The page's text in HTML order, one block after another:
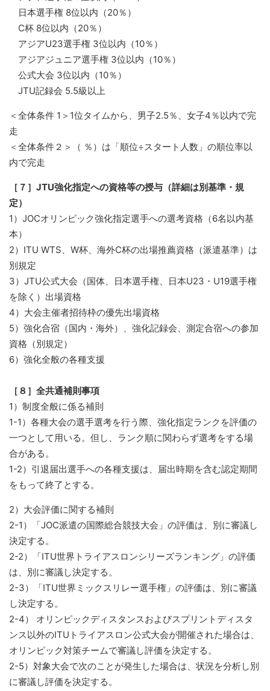
日本選手権 8位以内（20％）
C杯 8位以内（20％）
アジアU23選手権 3位以内（10％）
アジアジュニア選手権 3位以内（10％）
公式大会 3位以内（10％）
JTU記録会 5.5級以上
＜全体条件 1＞1位タイムから、男子2.5％、女子4％以内で完
走
＜全体条件２＞（ ％）は「順位÷スタート人数」の順位率以
内で完走
［７］JTU強化指定への資格等の授与（詳細は別基準・規
定）
1）JOCオリンピック強化指定選手への選考資格（6名以内基
本）
2）ITU WTS、W杯、海外C杯の出場推薦資格（派遣基準）は
別規定
3）JTU公式大会（国体、日本選手権、日本U23・U19選手権
を除く）出場資格
4）大会主催者招待枠の優先出場資格
5）強化合宿（国内・海外）、強化記録会、測定合宿への参加
資格（別規定）
6）強化全般の各種支援
［８］全共通補則事項
1）制度全般に係る補則
1-1）各種大会の選手選考を行う際、強化指定ランクを評価の
一つとして用いる。但し、ランク順に関わらず選考をする場
合がある。
1-2）引退届出選手への各種支援は、届出時期を含む認定期間
をもって終了とする。
2）大会評価に関する補則
2-1）「JOC派遣の国際総合競技大会」の評価は、別に審議し
決定する。
2-2）「ITU世界トライアスロンシリーズランキング」の評価
は、別に審議し決定する。
2-3）「ITU世界ミックスリレー選手権」の評価は、別に審議
し決定する。
2-4） オリンピックディスタンスおよびスプリントディスタ
ンス以外のITUトライアスロン公式大会が開催された場合は、
オリンピック対策チームで審議し評価を決定する。
2-5）対象大会で次のことが発生した場合は、状況を分析し別
に審議し評価を決定する。